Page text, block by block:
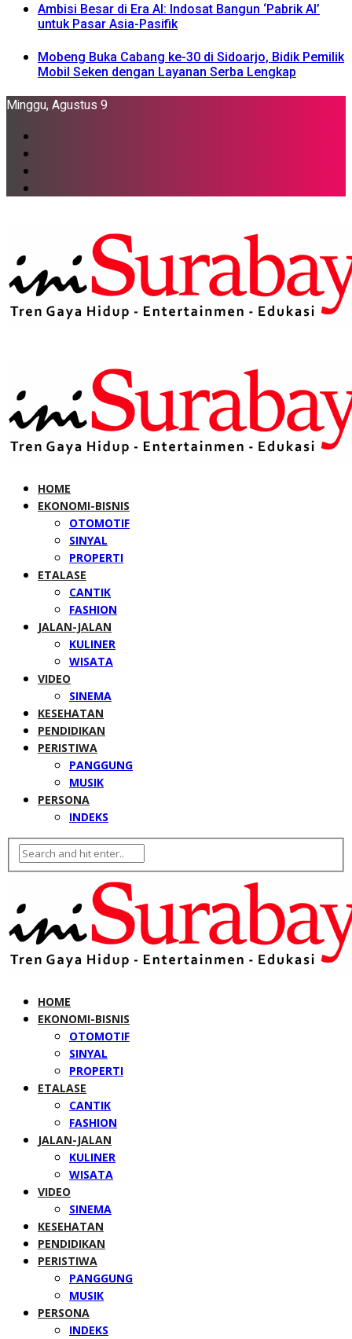
Ambisi Besar di Era AI: Indosat Bangun ‘Pabrik AI’
untuk Pasar Asia-Pasifik
Mobeng Buka Cabang ke-30 di Sidoarjo, Bidik Pemilik
Mobil Seken dengan Layanan Serba Lengkap
Minggu, Agustus 9
HOME
EKONOMI-BISNIS
OTOMOTIF
SINYAL
PROPERTI
ETALASE
CANTIK
FASHION
JALAN-JALAN
KULINER
WISATA
VIDEO
SINEMA
KESEHATAN
PENDIDIKAN
PERISTIWA
PANGGUNG
MUSIK
PERSONA
INDEKS
HOME
EKONOMI-BISNIS
OTOMOTIF
SINYAL
PROPERTI
ETALASE
CANTIK
FASHION
JALAN-JALAN
KULINER
WISATA
VIDEO
SINEMA
KESEHATAN
PENDIDIKAN
PERISTIWA
PANGGUNG
MUSIK
PERSONA
INDEKS